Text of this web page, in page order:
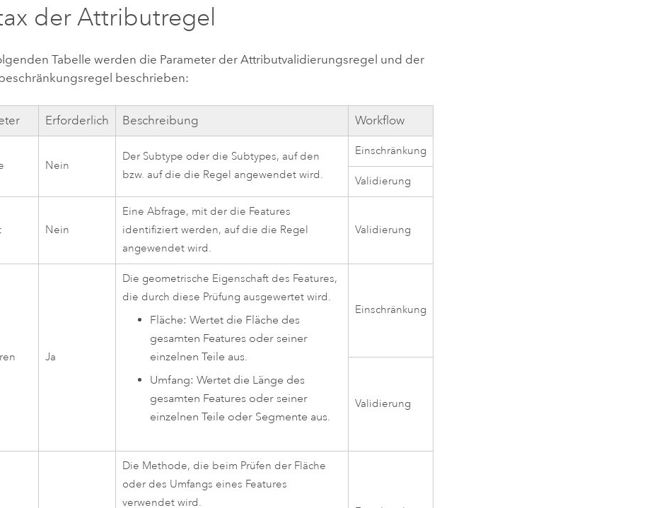
der Attributregel
Tabelle werden die Parameter der Attributvalidierungsregel und der
beschrieben:
Erforderlich Beschreibung Workflow
Nein
Der Subtype oder die Subtypes, auf den
bzw. auf die die Regel angewendet wird.
Einschränkung
Validierung
Nein
Eine Abfrage, mit der die Features
identifiziert werden, auf die die Regel
angewendet wird.
Validierung
Ja
Die geometrische Eigenschaft des Features,
die durch diese Prüfung ausgewertet wird.
Fläche: Wertet die Fläche des
gesamten Features oder seiner
einzelnen Teile aus.
Umfang: Wertet die Länge des
gesamten Features oder seiner
einzelnen Teile oder Segmente aus.
Einschränkung
Validierung
Die Methode, die beim Prüfen der Fläche
oder des Umfangs eines Features
verwendet wird.